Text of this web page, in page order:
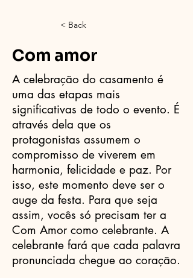
< Back
Com amor
A celebração do casamento é
uma das etapas mais
significativas de todo o evento. É
através dela que os
protagonistas assumem o
compromisso de viverem em
harmonia, felicidade e paz. Por
isso, este momento deve ser o
auge da festa. Para que seja
assim, vocês só precisam ter a
Com Amor como celebrante. A
celebrante fará que cada palavra
pronunciada chegue ao coração.